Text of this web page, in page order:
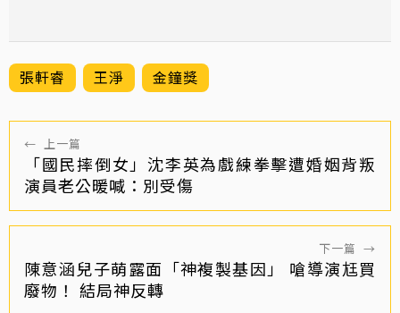
張軒睿 王淨 金鐘獎
← 上一篇
「國民摔倒女」沈李英為戲練拳擊遭婚姻背叛
演員老公暖喊：別受傷
下一篇 →
陳意涵兒子萌露面「神複製基因」 嗆導演尪買
廢物！ 結局神反轉